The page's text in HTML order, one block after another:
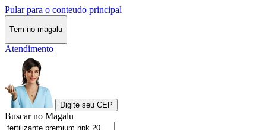
Pular para o conteudo principal
Tem no magalu
Atendimento
Digite seu CEP
Buscar no Magalu